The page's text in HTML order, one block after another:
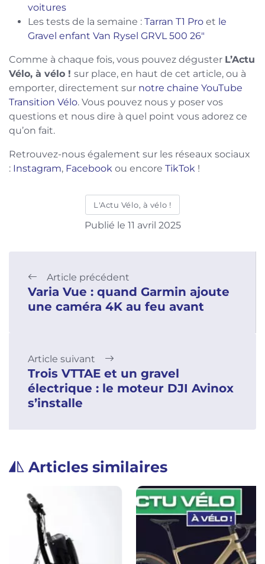
voitures
Les tests de la semaine : Tarran T1 Pro et le
Gravel enfant Van Rysel GRVL 500 26″
Comme à chaque fois, vous pouvez déguster L’Actu
Vélo, à vélo ! sur place, en haut de cet article, ou à
emporter, directement sur notre chaine YouTube
Transition Vélo. Vous pouvez nous y poser vos
questions et nous dire à quel point vous adorez ce
qu’on fait.
Retrouvez-nous également sur les réseaux sociaux
: Instagram, Facebook ou encore TikTok !
L'Actu Vélo, à vélo !
Publié le 11 avril 2025
Article précédent
Varia Vue : quand Garmin ajoute
une caméra 4K au feu avant
Article suivant
Trois VTTAE et un gravel
électrique : le moteur DJI Avinox
s’installe
Articles similaires